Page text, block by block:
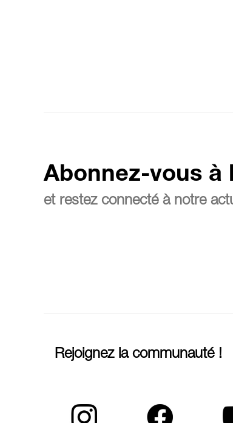
Abonnez-vous à
et restez connecté à notre
Rejoignez la communauté !